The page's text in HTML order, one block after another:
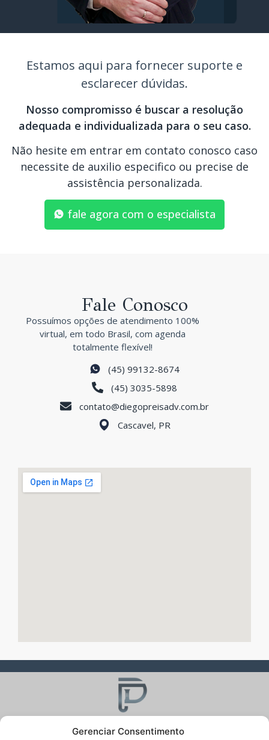
Gerenciar Consentimento
Estamos aqui para fornecer suporte e
esclarecer dúvidas.
Nosso compromisso é buscar a resolução
adequada e individualizada para o seu caso.
Não hesite em entrar em contato conosco caso
necessite de auxilio especifico ou precise de
assistência personalizada.
fale agora com o especialista
Fale Conosco
Possuímos opções de atendimento 100%
virtual, em todo Brasil, com agenda
totalmente flexível!
(45) 99132-8674
(45) 3035-5898
contato@diegopreisadv.com.br
Cascavel, PR